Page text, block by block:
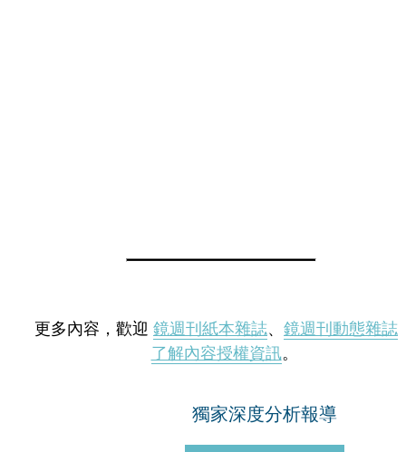
更多內容，歡迎 鏡週刊紙本雜誌、 鏡週刊動態雜誌
了解內容授權資訊。
獨家深度分析報導